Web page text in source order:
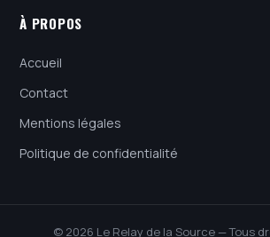
À PROPOS
Accueil
Contact
Mentions légales
Politique de confidentialité
© 2026 Le Relay de la Source — Tous